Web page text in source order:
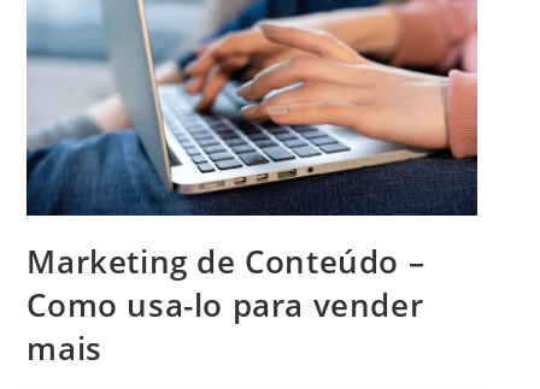
Marketing de Conteúdo –
Como usa-lo para vender
mais